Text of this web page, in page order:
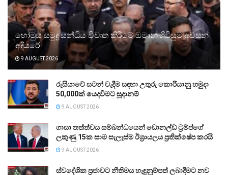
හෝමුස් සමුද්‍ර සන්ධිය විවෘත කිරීමේ ඔමාන් ගිවිසුම අවසන්
අදියරේ
9 AUGUST 2026
රුසියාවේ සටන් වැදීම සඳහා උතුරු කොරියානු හමුදා
50,000ක් යෙදවීමට සූදානම්
9 AUGUST 2026
ගාසා තත්ත්වය සම්බන්ධයෙන් ඩොනල්ඩ් ට්‍රම්ප්ගේ
ලකුණු 15ක සාම සැලැස්ම ඊශ්‍රායලය ප්‍රතික්ෂේප කරයි
9 AUGUST 2026
ස්වදේශික ප්‍රජාවට නීතිමය හැඳුනුම්පත් ලබාදීමට නව